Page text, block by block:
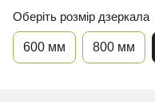
Оберіть розмір дзеркала
600 мм 800 мм